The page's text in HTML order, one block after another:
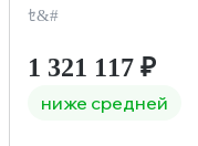
ｾ&#
1 321 117 ₽
ниже средней